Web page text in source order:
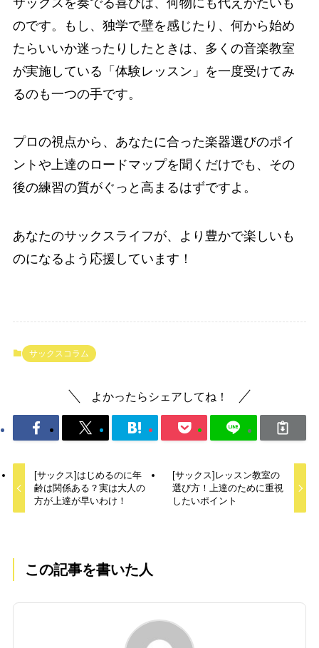
のです。もし、独学で壁を感じたり、何から始め
たらいいか迷ったりしたときは、多くの音楽教室
が実施している「体験レッスン」を一度受けてみ
るのも一つの手です。
プロの視点から、あなたに合った楽器選びのポイ
ントや上達のロードマップを聞くだけでも、その
後の練習の質がぐっと高まるはずですよ。
あなたのサックスライフが、より豊かで楽しいも
のになるよう応援しています！
サックスコラム
よかったらシェアしてね！
[サックス]はじめるのに年
齢は関係ある？実は大人の
方が上達が早いわけ！
[サックス]レッスン教室の
選び方！上達のために重視
したいポイント
この記事を書いた人